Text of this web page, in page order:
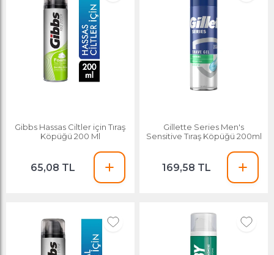
Gibbs Hassas Ciltler için Tıraş
Köpüğü 200 Ml
65,08 TL
Gillette Series Men's
Sensitive Tıraş Köpüğü 200ml
169,58 TL